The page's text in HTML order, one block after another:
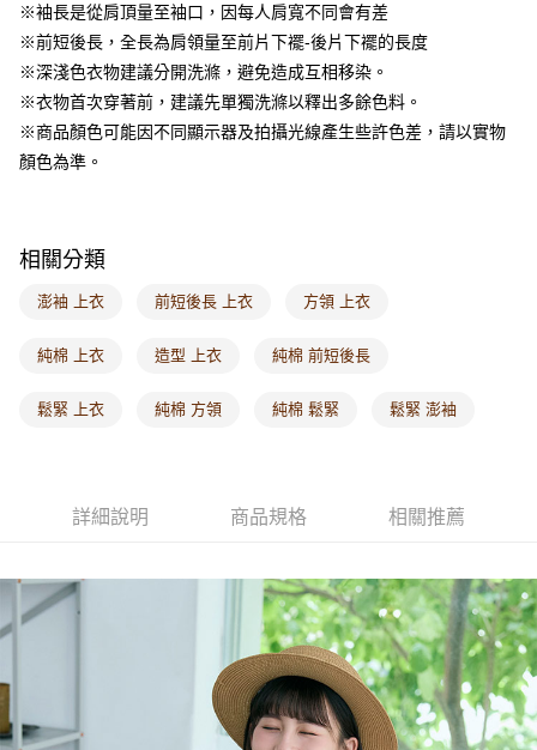
宅配
每筆NT$120，滿NT$1,000(含以上)免運費
付款後門市自取
每筆NT$60，滿NT$1,000(含以上)免運費
海外配送-歐美地區
※袖長是從肩頂量至袖口，因每人肩寬不同會有差
※前短後長，全長為肩領量至前片下襬-後片下襬的長度
※深淺色衣物建議分開洗滌，避免造成互相移染。
※衣物首次穿著前，建議先單獨洗滌以釋出多餘色料。
※商品顏色可能因不同顯示器及拍攝光線產生些許色差，請以實物
顏色為準。
相關分類
澎袖 上衣 前短後長 上衣 方領 上衣
純棉 上衣 造型 上衣 純棉 前短後長
鬆緊 上衣 純棉 方領 純棉 鬆緊 鬆緊 澎袖
詳細說明 商品規格 相關推薦